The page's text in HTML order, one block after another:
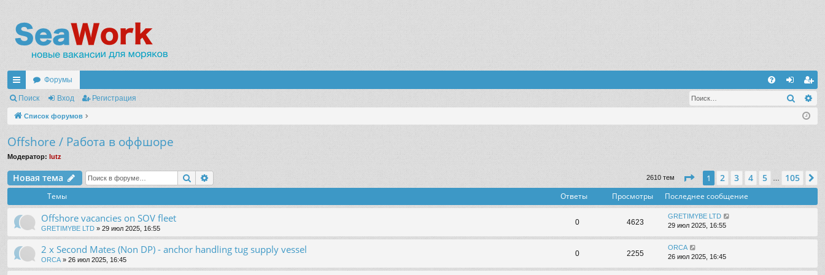
с
ы
лк
и
Форумы
хо ег
ис
ия
Поиск Вход Регистрация Поиск
Список форумов
Offshore / Работа в оффшоре
Модератор: lutz
Новая тема Поиск 2610 тем Страница из 105
1 2 3 4 5 … 105
Темы Ответы Просмотры Последнее сообщение
Offshore vacancies on SOV fleet
GRETIMYBE LTD » 29 июл 2025, 16:55
0 4623
GRETIMYBE LTD
29 июл 2025, 16:55
2 x Second Mates (Non DP) - anchor handling tug supply vessel
ORCA» 26 июл 2025, 16:45
0 2255
ORCA
26 июл 2025, 16:45